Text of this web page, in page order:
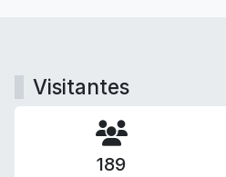
Visitantes
189